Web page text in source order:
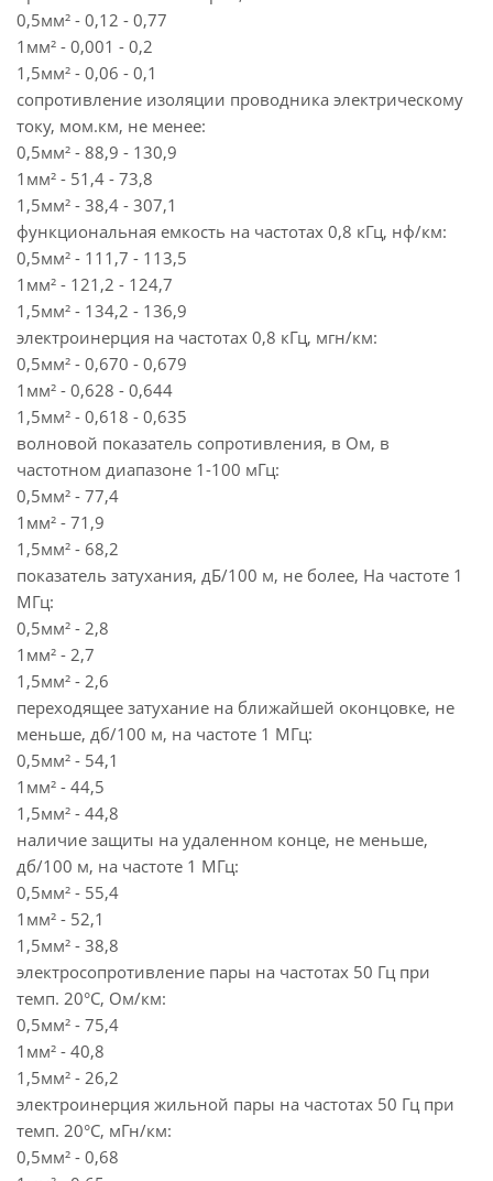
0,5мм² - 0,12 - 0,77
1мм² - 0,001 - 0,2
1,5мм² - 0,06 - 0,1
сопротивление изоляции проводника электрическому
току, мом.км, не менее:
0,5мм² - 88,9 - 130,9
1мм² - 51,4 - 73,8
1,5мм² - 38,4 - 307,1
функциональная емкость на частотах 0,8 кГц, нф/км:
0,5мм² - 111,7 - 113,5
1мм² - 121,2 - 124,7
1,5мм² - 134,2 - 136,9
электроинерция на частотах 0,8 кГц, мгн/км:
0,5мм² - 0,670 - 0,679
1мм² - 0,628 - 0,644
1,5мм² - 0,618 - 0,635
волновой показатель сопротивления, в Ом, в
частотном диапазоне 1-100 мГц:
0,5мм² - 77,4
1мм² - 71,9
1,5мм² - 68,2
показатель затухания, дБ/100 м, не более, На частоте 1
МГц:
0,5мм² - 2,8
1мм² - 2,7
1,5мм² - 2,6
переходящее затухание на ближайшей оконцовке, не
меньше, дб/100 м, на частоте 1 МГц:
0,5мм² - 54,1
1мм² - 44,5
1,5мм² - 44,8
наличие защиты на удаленном конце, не меньше,
дб/100 м, на частоте 1 МГц:
0,5мм² - 55,4
1мм² - 52,1
1,5мм² - 38,8
электросопротивление пары на частотах 50 Гц при
темп. 20°С, Ом/км:
0,5мм² - 75,4
1мм² - 40,8
1,5мм² - 26,2
электроинерция жильной пары на частотах 50 Гц при
темп. 20°С, мГн/км:
0,5мм² - 0,68